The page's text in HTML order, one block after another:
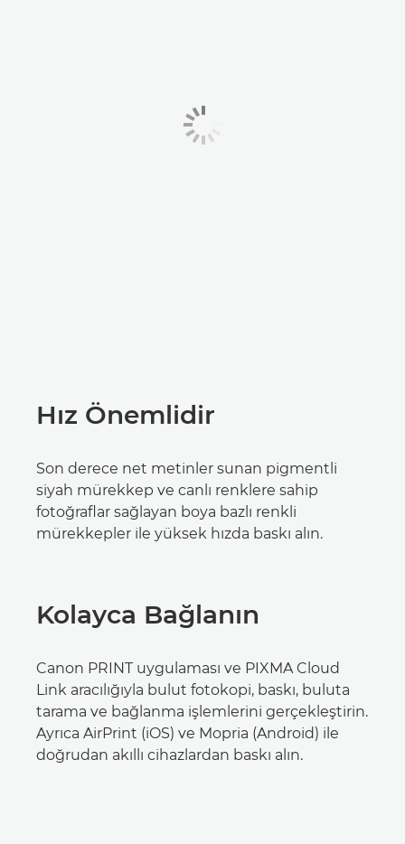
Hız Önemlidir
Son derece net metinler sunan pigmentli
siyah mürekkep ve canlı renklere sahip
fotoğraflar sağlayan boya bazlı renkli
mürekkepler ile yüksek hızda baskı alın.
Kolayca Bağlanın
Canon PRINT uygulaması ve PIXMA Cloud
Link aracılığıyla bulut fotokopi, baskı, buluta
tarama ve bağlanma işlemlerini gerçekleştirin.
Ayrıca AirPrint (iOS) ve Mopria (Android) ile
doğrudan akıllı cihazlardan baskı alın.